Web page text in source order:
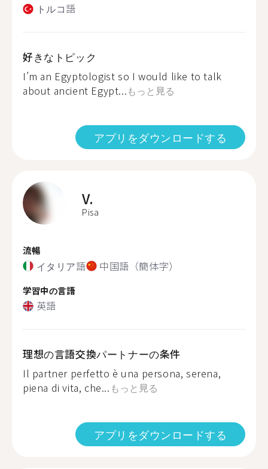
トルコ語
好きなトピック
I’m an Egyptologist so I would like to talk
about ancient Egypt...もっと見る
アプリをダウンロードする
V.
Pisa
流暢
イタリア語 中国語（簡体字）
学習中の言語
英語
理想の言語交換パートナーの条件
Il partner perfetto è una persona, serena,
piena di vita, che... もっと見る
アプリをダウンロードする